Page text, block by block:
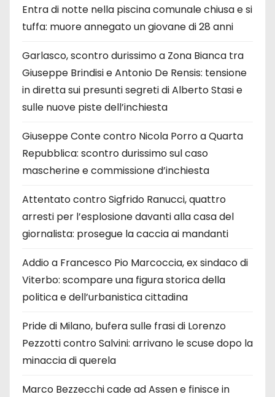
Entra di notte nella piscina comunale chiusa e si
tuffa: muore annegato un giovane di 28 anni
Garlasco, scontro durissimo a Zona Bianca tra
Giuseppe Brindisi e Antonio De Rensis: tensione
in diretta sui presunti segreti di Alberto Stasi e
sulle nuove piste dell’inchiesta
Giuseppe Conte contro Nicola Porro a Quarta
Repubblica: scontro durissimo sul caso
mascherine e commissione d’inchiesta
Attentato contro Sigfrido Ranucci, quattro
arresti per l’esplosione davanti alla casa del
giornalista: prosegue la caccia ai mandanti
Addio a Francesco Pio Marcoccia, ex sindaco di
Viterbo: scompare una figura storica della
politica e dell’urbanistica cittadina
Pride di Milano, bufera sulle frasi di Lorenzo
Pezzotti contro Salvini: arrivano le scuse dopo la
minaccia di querela
Marco Bezzecchi cade ad Assen e finisce in